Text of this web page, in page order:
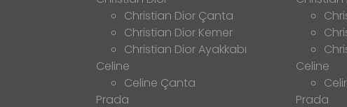
Christian Dior Çanta
Christian Dior Kemer
Christian Dior Ayakkabı
Celine
Celine Çanta
Prada
Celine
Prada